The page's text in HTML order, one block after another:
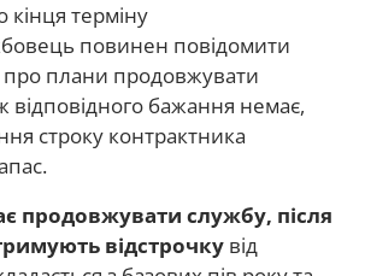
кінця терміну
повинен повідомити
плани продовжувати
бажання немає,
строку контрактника
продовжувати службу, після
відстрочку від